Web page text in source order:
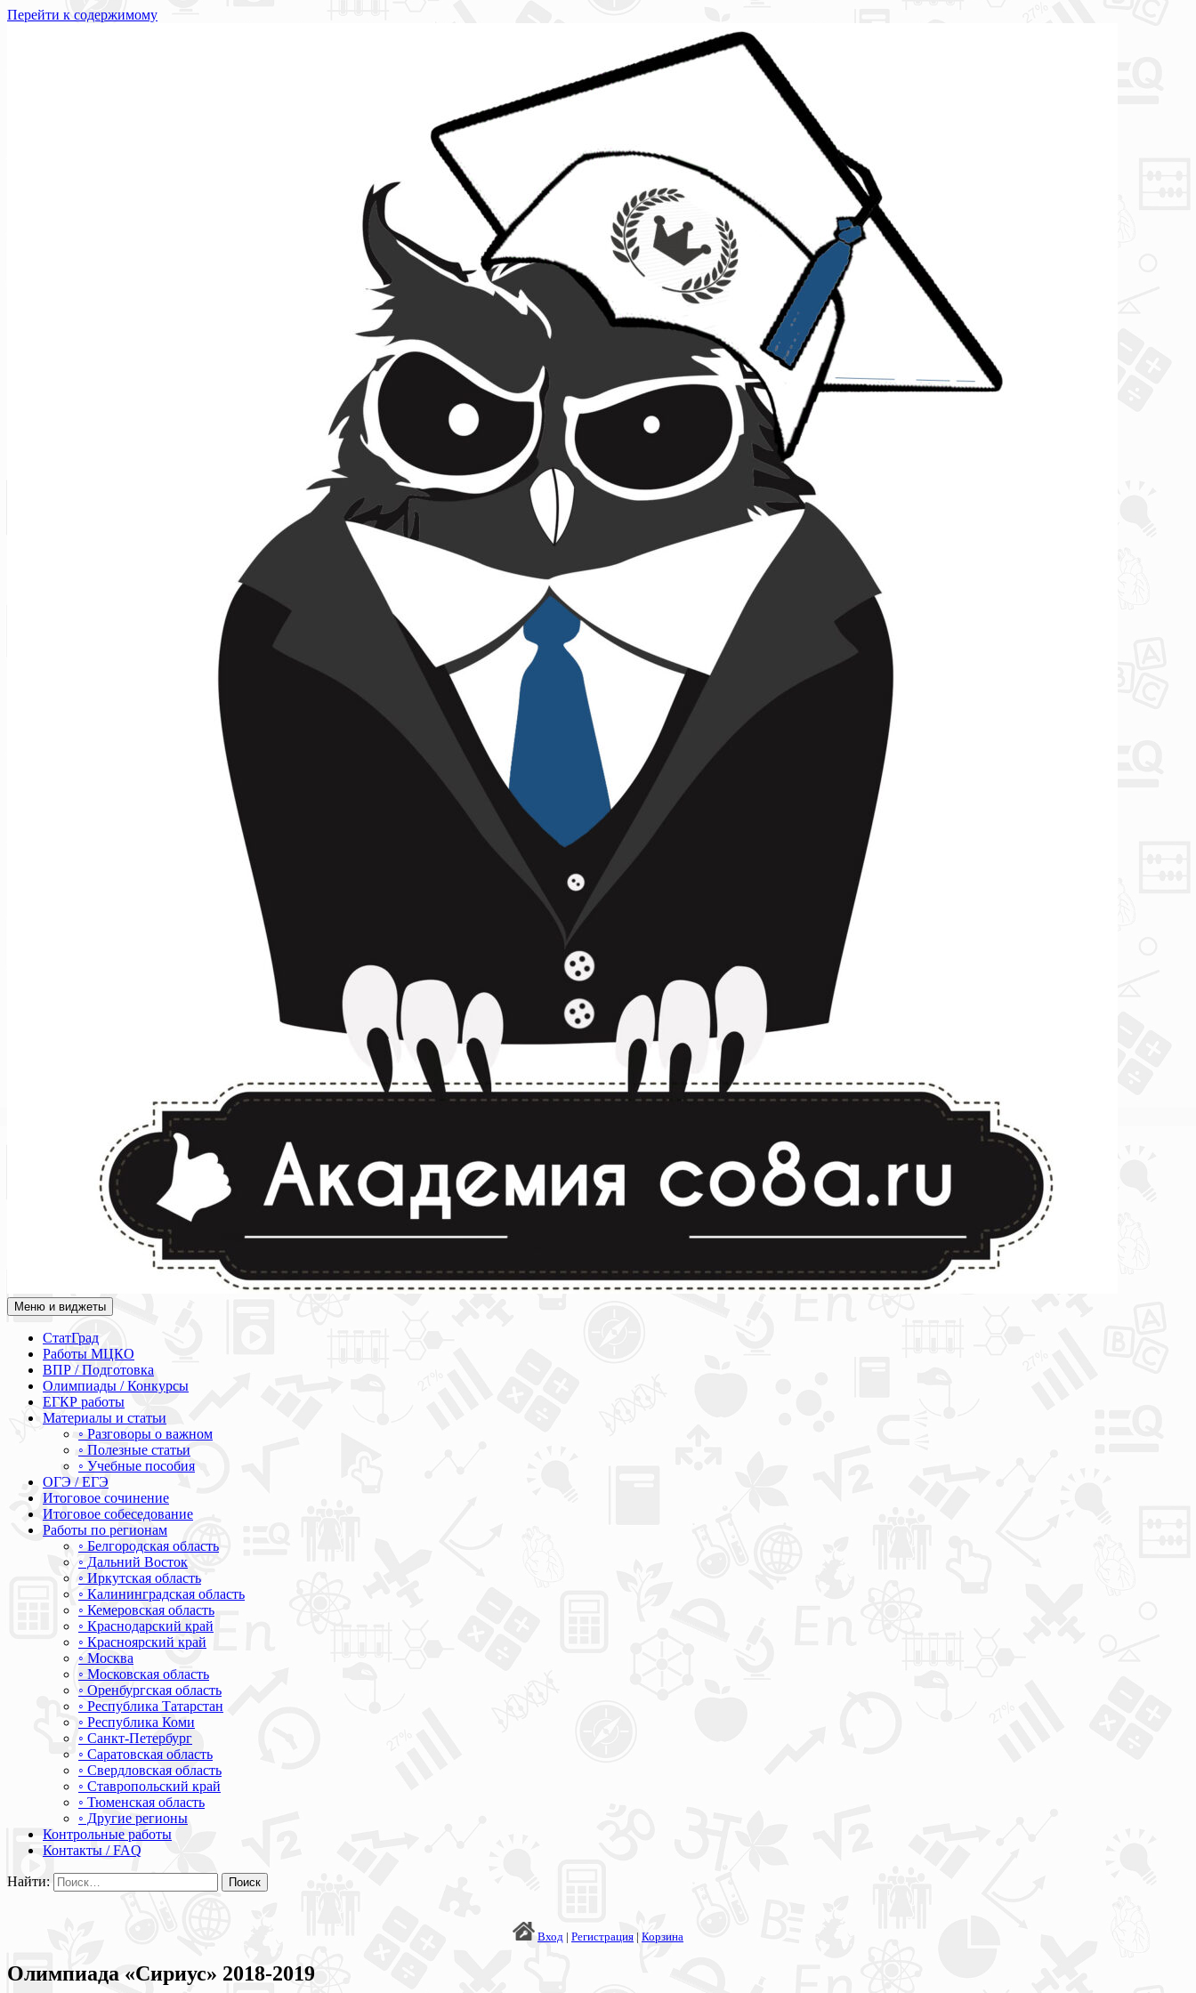
Перейти к содержимому
Академия СОВА
Подготовка к ЕГЭ, ОГЭ, ВПР, МЦКО, СтатГрад, КДР, ВОШ, олимпиады и конкурсы
Меню и виджеты
СтатГрад
Работы МЦКО
ВПР / Подготовка
Олимпиады / Конкурсы
ЕГКР работы
Материалы и статьи
◦ Разговоры о важном
◦ Полезные статьи
◦ Учебные пособия
ОГЭ / ЕГЭ
Итоговое сочинение
Итоговое собеседование
Работы по регионам
◦ Белгородская область
◦ Дальний Восток
◦ Иркутская область
◦ Калининградская область
◦ Кемеровская область
◦ Краснодарский край
◦ Красноярский край
◦ Москва
◦ Московская область
◦ Оренбургская область
◦ Республика Татарстан
◦ Республика Коми
◦ Санкт-Петербург
◦ Саратовская область
◦ Свердловская область
◦ Ставропольский край
◦ Тюменская область
◦ Другие регионы
Контрольные работы
Контакты / FAQ
Найти:
Вход | Регистрация | Корзина
Олимпиада «Сириус» 2018-2019